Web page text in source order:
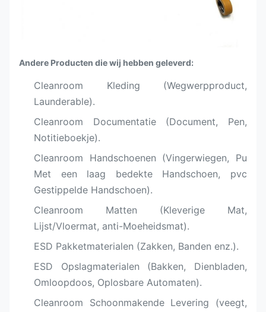
Andere Producten die wij hebben geleverd:
Cleanroom Kleding (Wegwerpproduct,
Launderable).
Cleanroom Documentatie (Document, Pen,
Notitieboekje).
Cleanroom Handschoenen (Vingerwiegen, Pu
Met een laag bedekte Handschoen, pvc
Gestippelde Handschoen).
Cleanroom Matten (Kleverige Mat,
Lijst/Vloermat, anti-Moeheidsmat).
ESD Pakketmaterialen (Zakken, Banden enz.).
ESD Opslagmaterialen (Bakken, Dienbladen,
Omloopdoos, Oplosbare Automaten).
Cleanroom Schoonmakende Levering (veegt,